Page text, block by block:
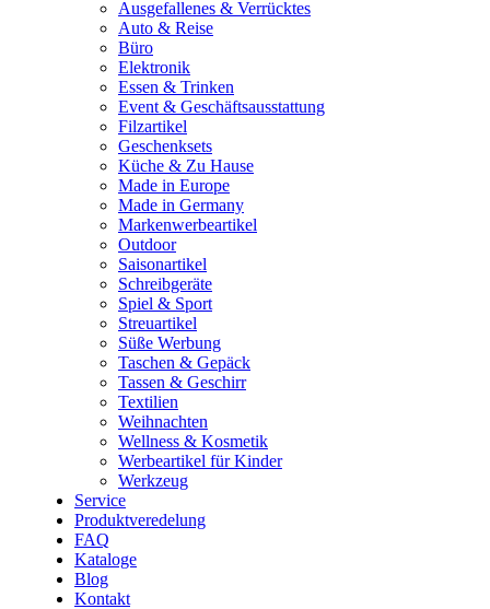
Ausgefallenes & Verrücktes
Auto & Reise
Büro
Elektronik
Essen & Trinken
Event & Geschäftsausstattung
Filzartikel
Geschenksets
Küche & Zu Hause
Made in Europe
Made in Germany
Markenwerbeartikel
Outdoor
Saisonartikel
Schreibgeräte
Spiel & Sport
Streuartikel
Süße Werbung
Taschen & Gepäck
Tassen & Geschirr
Textilien
Weihnachten
Wellness & Kosmetik
Werbeartikel für Kinder
Werkzeug
Service
Produktveredelung
FAQ
Kataloge
Blog
Kontakt